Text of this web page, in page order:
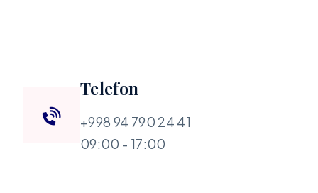
Telefon
+998 94 790 24 41
09:00 - 17:00